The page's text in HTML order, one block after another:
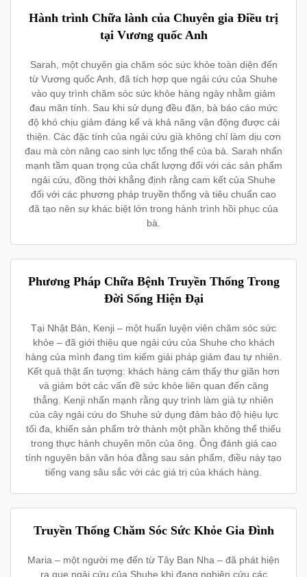
Hành trình Chữa lành của Chuyên gia Điều trị
tại Vương quốc Anh
Sarah, một chuyên gia chăm sóc sức khỏe toàn diện đến
từ Vương quốc Anh, đã tích hợp que ngải cứu của Shuhe
vào quy trình chăm sóc sức khỏe hàng ngày nhằm giảm
đau mãn tính. Sau khi sử dụng đều đặn, bà báo cáo mức
độ khó chịu giảm đáng kể và khả năng vận động được cải
thiện. Các đặc tính của ngải cứu già không chỉ làm dịu cơn
đau mà còn nâng cao sinh lực tổng thể của bà. Sarah nhấn
mạnh tầm quan trọng của chất lượng đối với các sản phẩm
ngải cứu, đồng thời khẳng định rằng cam kết của Shuhe
đối với các phương pháp truyền thống và tiêu chuẩn cao
đã tạo nên sự khác biệt lớn trong hành trình hồi phục của
bà.
Phương Pháp Chữa Bệnh Truyền Thống Trong
Đời Sống Hiện Đại
Tại Nhật Bản, Kenji – một huấn luyện viên chăm sóc sức
khỏe – đã giới thiệu que ngải cứu của Shuhe cho khách
hàng của mình đang tìm kiếm giải pháp giảm đau tự nhiên.
Kết quả thật ấn tượng: khách hàng cảm thấy thư giãn hơn
và giảm bớt các vấn đề sức khỏe liên quan đến căng
thẳng. Kenji nhấn mạnh rằng quy trình làm già tự nhiên
của cây ngải cứu do Shuhe sử dụng đảm bảo độ hiệu lực
tối đa, khiến sản phẩm trở thành một phần không thể thiếu
trong thực hành chuyên môn của ông. Ông đánh giá cao
tính nguyên bản văn hóa đằng sau sản phẩm, điều này tạo
tiếng vang sâu sắc với các giá trị của khách hàng.
Truyền Thống Chăm Sóc Sức Khỏe Gia Đình
Maria – một người mẹ đến từ Tây Ban Nha – đã phát hiện
ra que ngải cứu của Shuhe khi đang nghiên cứu các